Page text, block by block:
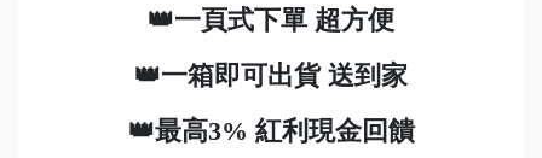
👑一頁式下單 超方便
👑一箱即可出貨 送到家
👑最高3% 紅利現金回饋